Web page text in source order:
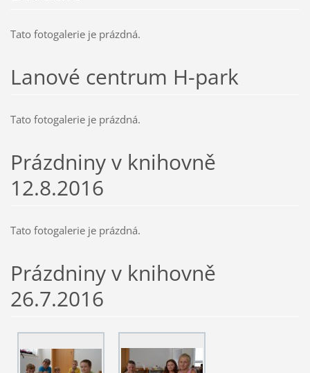
Tato fotogalerie je prázdná.
Lanové centrum H-park
Tato fotogalerie je prázdná.
Prázdniny v knihovně
12.8.2016
Tato fotogalerie je prázdná.
Prázdniny v knihovně
26.7.2016